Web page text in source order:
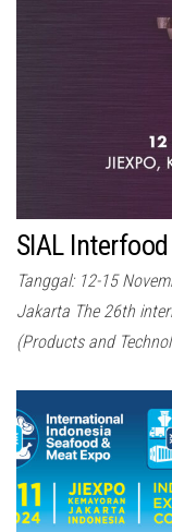
SIAL
Tanggal: 12-15
Jakarta The 26th
(Products and